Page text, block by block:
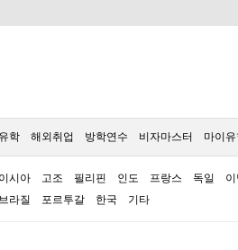
학 해외취업 방학연수 비자마스터 마이
시아 고조 필리핀 인도 프랑스 독일
브라질 포르투갈 한국 기타